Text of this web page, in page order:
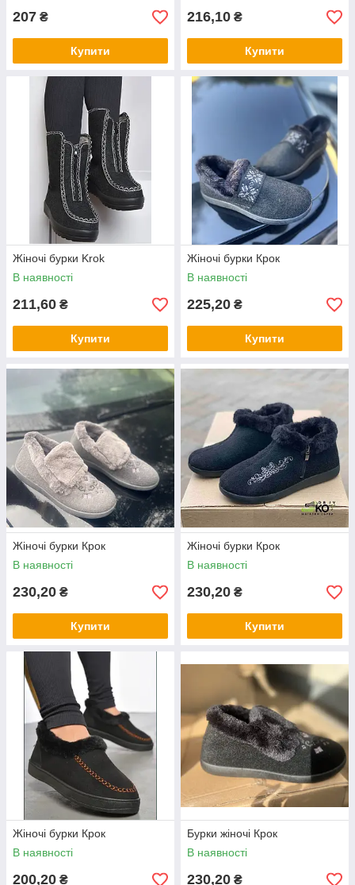
207 ₴
Купити
216,10 ₴
Купити
Жіночі бурки Krok
В наявності
211,60 ₴
Купити
Жіночі бурки Крок
В наявності
225,20 ₴
Купити
Жіночі бурки Крок
В наявності
230,20 ₴
Купити
Жіночі бурки Крок
В наявності
230,20 ₴
Купити
Жіночі бурки Крок
В наявності
200,20 ₴
Бурки жіночі Крок
В наявності
230,20 ₴